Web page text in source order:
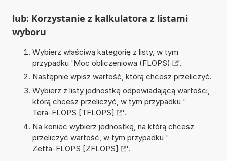
lub: Korzystanie z kalkulatora z listami
wyboru
Wybierz właściwą kategorię z listy, w tym
przypadku 'Moc obliczeniowa (FLOPS)
'.
Następnie wpisz wartość, którą chcesz przeliczyć.
Wybierz z listy jednostkę odpowiadającą wartości,
którą chcesz przeliczyć, w tym przypadku '
Tera-FLOPS [TFLOPS]
'.
Na koniec wybierz jednostkę, na którą chcesz
przeliczyć wartość, w tym przypadku '
Zetta-FLOPS [ZFLOPS]
'.